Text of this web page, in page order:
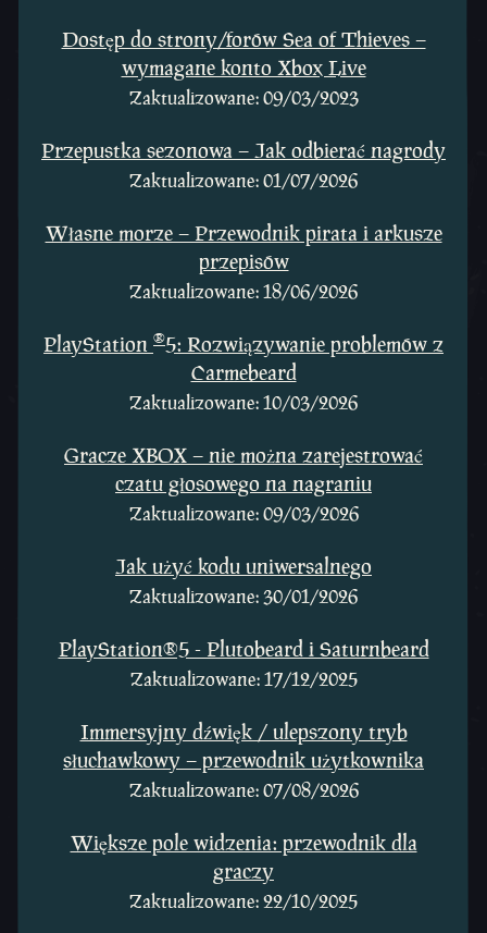
Dostęp do strony/forów Sea of Thieves –
wymagane konto Xbox Live
Zaktualizowane: 09/03/2023
Przepustka sezonowa – Jak odbierać nagrody
Zaktualizowane: 01/07/2026
Własne morze – Przewodnik pirata i arkusze
przepisów
Zaktualizowane: 18/06/2026
PlayStation ®5: Rozwiązywanie problemów z
Carmebeard
Zaktualizowane: 10/03/2026
Gracze XBOX – nie można zarejestrować
czatu głosowego na nagraniu
Zaktualizowane: 09/03/2026
Jak użyć kodu uniwersalnego
Zaktualizowane: 30/01/2026
PlayStation®5 - Plutobeard i Saturnbeard
Zaktualizowane: 17/12/2025
Immersyjny dźwięk / ulepszony tryb
słuchawkowy – przewodnik użytkownika
Zaktualizowane: 07/08/2026
Większe pole widzenia: przewodnik dla
graczy
Zaktualizowane: 22/10/2025